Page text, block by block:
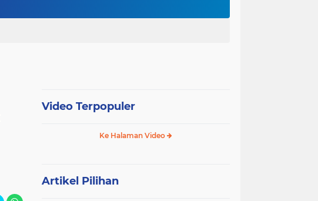
Pisah Sambut Kapolres, Yota Balad Tekankan Pentingnya Sinergi Jaga Kondusivitas Daerah
Video Terpopuler
Ke Halaman Video
Artikel Pilihan